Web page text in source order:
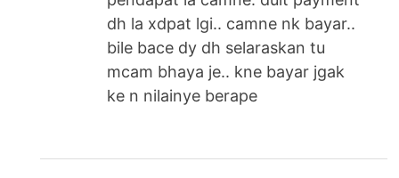
dh la xdpat lgi.. camne nk bayar..
bile bace dy dh selaraskan tu
mcam bhaya je.. kne bayar jgak
ke n nilainye berape